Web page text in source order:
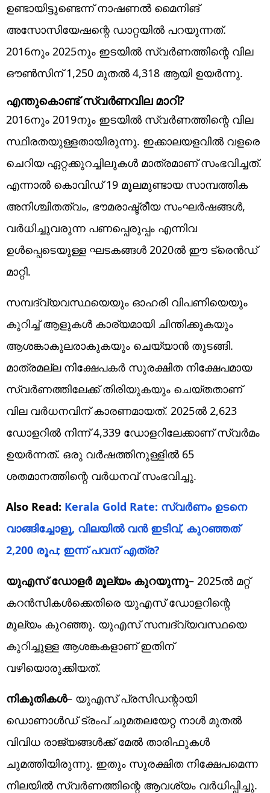
ഉണ്ടായിട്ടുണ്ടെന്ന് നാഷണല്‍ മൈനിങ്
അസോസിയേഷന്റെ ഡാറ്റയില്‍ പറയുന്നത്.
2016നും 2025നും ഇടയില്‍ സ്വര്‍ണത്തിന്റെ വില
ഔണ്‍സിന് 1,250 മുതല്‍ 4,318 ആയി ഉയര്‍ന്നു.
എന്തുകൊണ്ട് സ്വര്‍ണവില മാറി?
2016നും 2019നും ഇടയില്‍ സ്വര്‍ണത്തിന്റെ വില
സ്ഥിരതയുള്ളതായിരുന്നു. ഇക്കാലയളവില്‍ വളരെ
ചെറിയ ഏറ്റക്കുറച്ചിലുകള്‍ മാത്രമാണ് സംഭവിച്ചത്.
എന്നാല്‍ കൊവിഡ് 19 മൂലമുണ്ടായ സാമ്പത്തിക
അനിശ്ചിതത്വം, ഭൗമരാഷ്ട്രീയ സംഘര്‍ഷങ്ങള്‍,
വര്‍ധിച്ചുവരുന്ന പണപ്പെരുപ്പം എന്നിവ
ഉള്‍പ്പെടെയുള്ള ഘടകങ്ങള്‍ 2020ല്‍ ഈ ട്രെന്‍ഡ്
മാറ്റി.
സമ്പദ്‌വ്യവസ്ഥയെയും ഓഹരി വിപണിയെയും
കുറിച്ച് ആളുകള്‍ കാര്യമായി ചിന്തിക്കുകയും
ആശങ്കാകുലരാകുകയും ചെയ്യാന്‍ തുടങ്ങി.
മാത്രമല്ല നിക്ഷേപകര്‍ സുരക്ഷിത നിക്ഷേപമായ
സ്വര്‍ണത്തിലേക്ക് തിരിയുകയും ചെയ്തതാണ്
വില വര്‍ധനവിന് കാരണമായത്. 2025ല്‍ 2,623
ഡോളറില്‍ നിന്ന് 4,339 ഡോളറിലേക്കാണ് സ്വര്‍മം
ഉയര്‍ന്നത്. ഒരു വര്‍ഷത്തിനുള്ളില്‍ 65
ശതമാനത്തിന്റെ വര്‍ധനവ് സംഭവിച്ചു.
Also Read: Kerala Gold Rate: സ്വർണം ഉടനെ
വാങ്ങിച്ചോളൂ, വിലയിൽ വൻ ഇടിവ്, കുറഞ്ഞത്
2,200 രൂപ; ഇന്ന് പവന് എത്ര?
യുഎസ് ഡോളര്‍ മൂല്യം കുറയുന്നു– 2025ല്‍ മറ്റ്
കറന്‍സികള്‍ക്കെതിരെ യുഎസ് ഡോളറിന്റെ
മൂല്യം കുറഞ്ഞു. യുഎസ് സമ്പദ്‌വ്യവസ്ഥയെ
കുറിച്ചുള്ള ആശങ്കകളാണ് ഇതിന്
വഴിയൊരുക്കിയത്.
നികുതികള്‍– യുഎസ് പ്രസിഡന്റായി
ഡൊണാള്‍ഡ് ട്രംപ് ചുമതലയേറ്റ നാള്‍ മുതല്‍
വിവിധ രാജ്യങ്ങള്‍ക്ക് മേല്‍ താരിഫുകള്‍
ചുമത്തിയിരുന്നു. ഇതും സുരക്ഷിത നിക്ഷേപമെന്ന
നിലയില്‍ സ്വര്‍ണത്തിന്റെ ആവശ്യം വര്‍ധിപ്പിച്ചു.